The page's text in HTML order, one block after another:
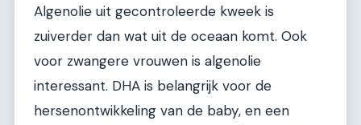
Algenolie uit gecontroleerde kweek is
zuiverder dan wat uit de oceaan komt. Ook
voor zwangere vrouwen is algenolie
interessant. DHA is belangrijk voor de
hersenontwikkeling van de baby, en een